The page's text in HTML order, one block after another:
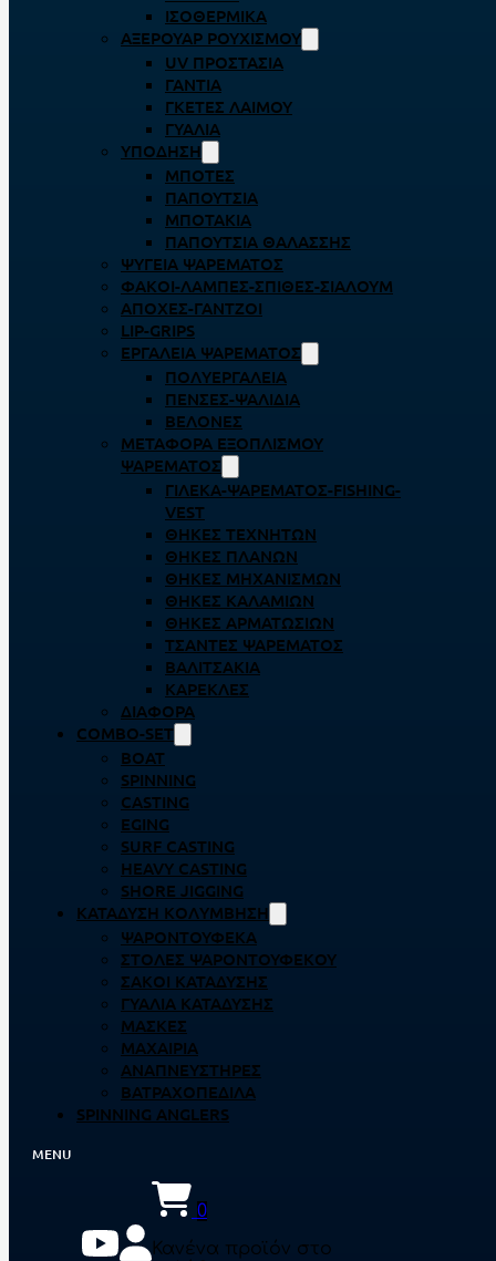
ΙΣΟΘΕΡΜΙΚΆ
ΑΞΕΡΟΥΆΡ ΡΟΥΧΙΣΜΟΎ
UV ΠΡΟΣΤΑΣΊΑ
ΓΆΝΤΙΑ
ΓΚΈΤΕΣ ΛΑΊΜΟΥ
ΓΥΑΛΙΆ
ΥΠΌΔΗΣΗ
ΜΠΌΤΕΣ
ΠΑΠΟΎΤΣΙΑ
ΜΠΟΤΆΚΙΑ
ΠΑΠΟΎΤΣΙΑ ΘΑΛΆΣΣΗΣ
ΨΥΓΕΊΑ ΨΑΡΈΜΑΤΟΣ
ΦΑΚΟΊ-ΛΆΜΠΕΣ-ΣΠΊΘΕΣ-ΣΊΑΛΟΥΜ
ΑΠΌΧΕΣ-ΓΆΝΤΖΟΙ
LIP-GRIPS
EΡΓΑΛΕΊΑ ΨΑΡΈΜΑΤΟΣ
ΠΟΛΥΕΡΓΑΛΕΊΑ
ΠΈΝΣΕΣ-ΨΑΛΊΔΙΑ
ΒΕΛΌΝΕΣ
ΜΕΤΑΦΟΡΆ ΕΞΟΠΛΙΣΜΟΎ
ΨΑΡΈΜΑΤΟΣ
ΓΙΛΈΚΑ-ΨΑΡΈΜΑΤΟΣ-FISHING-
VEST
ΘΉΚΕΣ ΤΕΧΝΗΤΏΝ
ΘΉΚΕΣ ΠΛΆΝΩΝ
ΘΉΚΕΣ ΜΗΧΑΝΙΣΜΏΝ
ΘΉΚΕΣ ΚΑΛΑΜΙΏΝ
ΘΉΚΕΣ ΑΡΜΑΤΩΣΙΏΝ
ΤΣΆΝΤΕΣ ΨΑΡΈΜΑΤΟΣ
ΒΑΛΙΤΣΆΚΙΑ
ΚΑΡΈΚΛΕΣ
ΔΙΆΦΟΡΑ
COMBO-SET
BOAT
SPINNING
CASTING
EGING
SURF CASTING
HEAVY CASTING
SHORE JIGGING
ΚΑΤΆΔΥΣΗ ΚΟΛΎΜΒΗΣΗ
ΨΑΡΟΝΤΟΎΦΕΚΑ
ΣΤΟΛΈΣ ΨΑΡΟΝΤΟΎΦΕΚΟΥ
ΣΆΚΟΙ ΚΑΤΆΔΥΣΗΣ
ΓΥΑΛΙΆ ΚΑΤΆΔΥΣΗΣ
ΜΆΣΚΕΣ
ΜΑΧΑΊΡΙΑ
ΑΝΑΠΝΕΥΣΤΉΡΕΣ
ΒΑΤΡΑΧΟΠΈΔΙΛΑ
SPINNING ANGLERS
0
Κανένα προϊόν στο